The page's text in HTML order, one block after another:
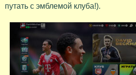
путать с эмблемой клуба!).